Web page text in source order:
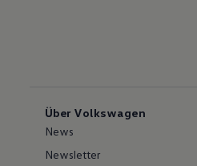
Über Volkswagen
News
Newsletter